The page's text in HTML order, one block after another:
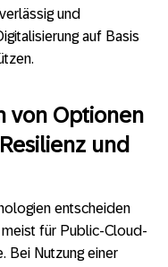
und
auf Basis
von Optionen
und
entscheiden
für Public-Cloud-
Bei Nutzung einer